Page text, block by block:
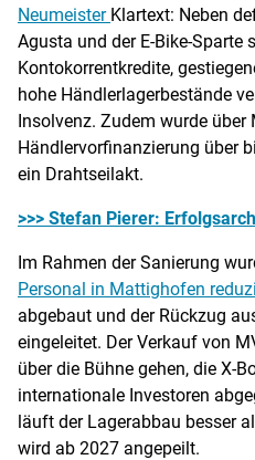
Neumeister Klartext: Neben
Agusta und der E-Bike-Sparte
Kontokorrentkredite,
hohe Händlerlagerbestände
Insolvenz. Zudem wurde über
Händlervorfinanzierung über
ein Drahtseilakt.
>>> Stefan Pierer:
Im Rahmen der Sanierung
Personal in Mattighofen
abgebaut und der Rückzug
eingeleitet. Der Verkauf von
über die Bühne gehen, die X-
internationale Investoren
läuft der Lagerabbau besser
wird ab 2027 angepeilt.